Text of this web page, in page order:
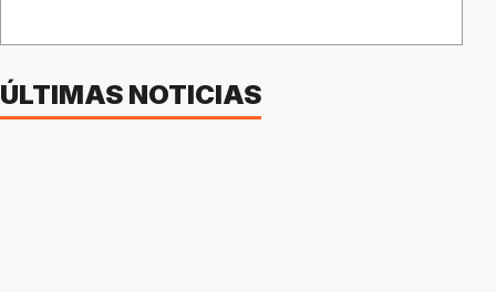
ÚLTIMAS NOTICIAS